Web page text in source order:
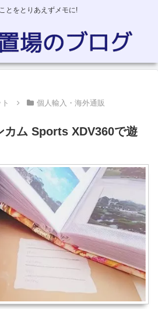
とをとりあえずメモに!
個人輸入・海外通販
カム Sports XDV360で遊